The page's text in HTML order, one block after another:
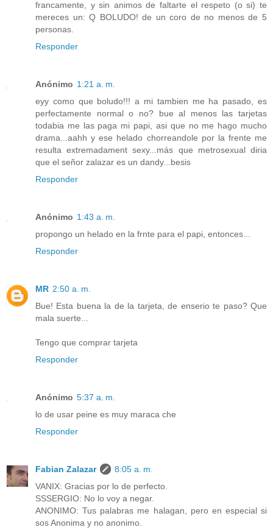
francamente, y sin animos de faltarte el respeto (o si) te
mereces un: Q BOLUDO! de un coro de no menos de 5
personas.
Responder
Anónimo 1:21 a. m.
eyy como que boludo!!! a mi tambien me ha pasado, es
perfectamente normal o no? bue al menos las tarjetas
todabia me las paga mi papi, asi que no me hago mucho
drama...aahh y ese helado chorreandole por la frente me
resulta extremadament sexy...más que metrosexual diria
que el señor zalazar es un dandy...besis
Responder
Anónimo 1:43 a. m.
propongo un helado en la frnte para el papi, entonces...
Responder
MR 2:50 a. m.
Bue! Esta buena la de la tarjeta, de enserio te paso? Que
mala suerte...
Tengo que comprar tarjeta
Responder
Anónimo 5:37 a. m.
lo de usar peine es muy maraca che
Responder
Fabian Zalazar
8:05 a. m.
VANIX: Gracias por lo de perfecto.
SSSERGIO: No lo voy a negar.
ANONIMO: Tus palabras me halagan, pero en especial si
sos Anonima y no anonimo.